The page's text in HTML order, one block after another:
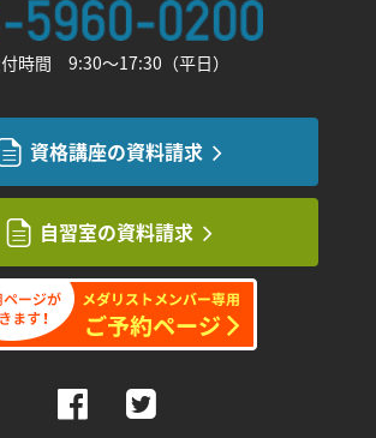
時間 9:30〜17:30（平日）
資格講座の資料請求
自習室の資料請求